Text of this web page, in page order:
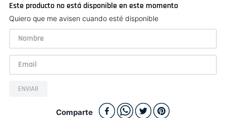
Este producto no está disponible en este momento
Quiero que me avisen cuando esté disponible
ENVIAR
Comparte